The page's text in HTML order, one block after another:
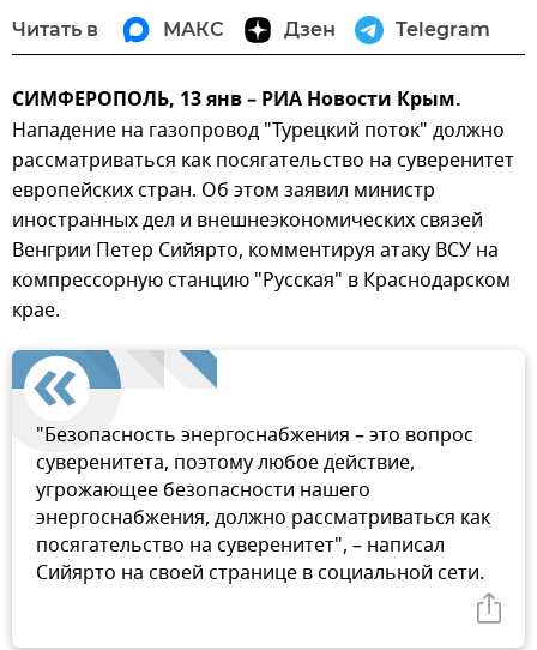
Читать в МАКС Дзен Telegram
СИМФЕРОПОЛЬ, 13 янв – РИА Новости Крым.
Нападение на газопровод "Турецкий поток" должно
рассматриваться как посягательство на суверенитет
европейских стран. Об этом заявил министр
иностранных дел и внешнеэкономических связей
Венгрии Петер Сийярто, комментируя атаку ВСУ на
компрессорную станцию "Русская" в Краснодарском
крае.
"Безопасность энергоснабжения – это вопрос
суверенитета, поэтому любое действие,
угрожающее безопасности нашего
энергоснабжения, должно рассматриваться как
посягательство на суверенитет", – написал
Сийярто на своей странице в социальной сети.